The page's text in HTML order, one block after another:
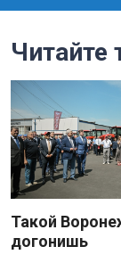
Читайте
Такой
догонишь